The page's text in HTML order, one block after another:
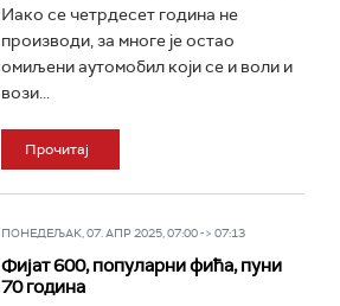
Иако се четрдесет година не
производи, за многе је остао
омиљени аутомобил који се и воли и
вози...
Прочитај
ПОНЕДЕЉАК, 07. АПР 2025, 07:00 -> 07:13
Фијат 600, популарни фића, пуни
70 година